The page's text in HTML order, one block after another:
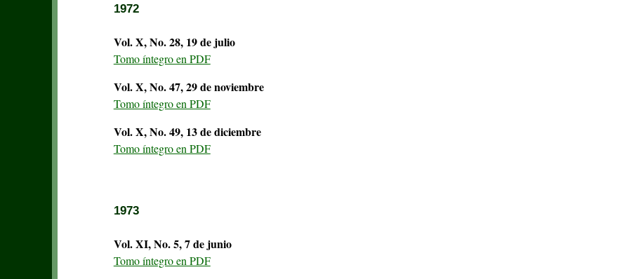
1972
Vol. X, No. 28, 19 de julio
Tomo íntegro en PDF
Vol. X, No. 47, 29 de noviembre
Tomo íntegro en PDF
Vol. X, No. 49, 13 de diciembre
Tomo íntegro en PDF
1973
Vol. XI, No. 5, 7 de junio
Tomo íntegro en PDF